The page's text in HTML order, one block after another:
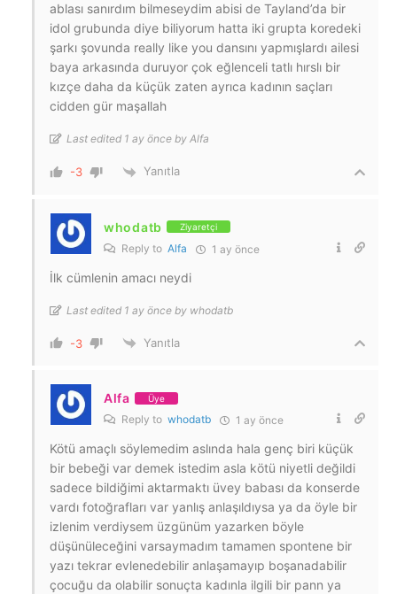
ablası sanırdım bilmeseydim abisi de Tayland’da bir
idol grubunda diye biliyorum hatta iki grupta koredeki
şarkı şovunda really like you dansını yapmışlardı ailesi
baya arkasında duruyor çok eğlenceli tatlı hırslı bir
kızçe daha da küçük zaten ayrıca kadının saçları
cidden gür maşallah
Last edited 1 ay önce by Alfa
-3 Yanıtla
whodatb Ziyaretçi
Reply to Alfa 1 ay önce
İlk cümlenin amacı neydi
Last edited 1 ay önce by whodatb
-3 Yanıtla
Alfa Üye
Reply to whodatb 1 ay önce
Kötü amaçlı söylemedim aslında hala genç biri küçük
bir bebeği var demek istedim asla kötü niyetli değildi
sadece bildiğimi aktarmaktı üvey babası da konserde
vardı fotoğrafları var yanlış anlaşıldıysa ya da öyle bir
izlenim verdiysem üzgünüm yazarken böyle
düşünüleceğini varsaymadım tamamen spontene bir
yazı tekrar evlenedebilir anlaşamayıp boşanadabilir
çocuğu da olabilir sonuçta kadınla ilgili bir pann ya